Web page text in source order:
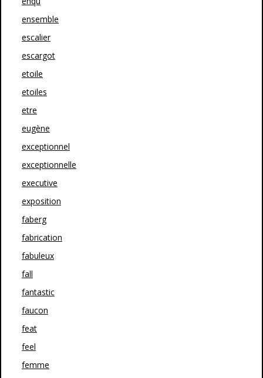
ensemble
escalier
escargot
etoile
etoiles
etre
eugène
exceptionnel
exceptionnelle
executive
exposition
faberg
fabrication
fabuleux
fall
fantastic
faucon
feat
feel
femme